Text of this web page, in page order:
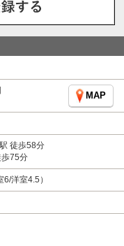
MAP
徒歩58分
歩75分
洋室4.5）